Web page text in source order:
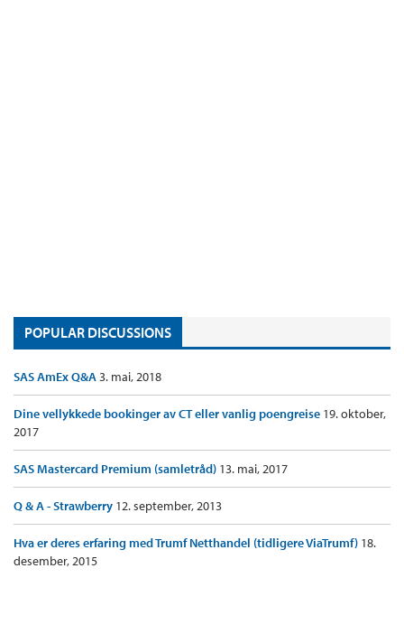
POPULAR DISCUSSIONS
SAS AmEx Q&A3. mai, 2018
Dine vellykkede bookinger av CT eller vanlig poengreise 19. oktober,
2017
SAS Mastercard Premium (samletråd) 13. mai, 2017
Q & A - Strawberry 12. september, 2013
Hva er deres erfaring med Trumf Netthandel (tidligere ViaTrumf) 18.
desember, 2015